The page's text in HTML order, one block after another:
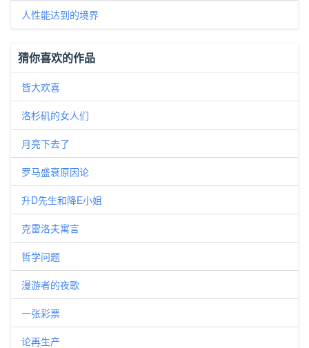
人性能达到的境界
猜你喜欢的作品
皆大欢喜
洛杉矶的女人们
月亮下去了
罗马盛衰原因论
升D先生和降E小姐
克雷洛夫寓言
哲学问题
漫游者的夜歌
一张彩票
论再生产